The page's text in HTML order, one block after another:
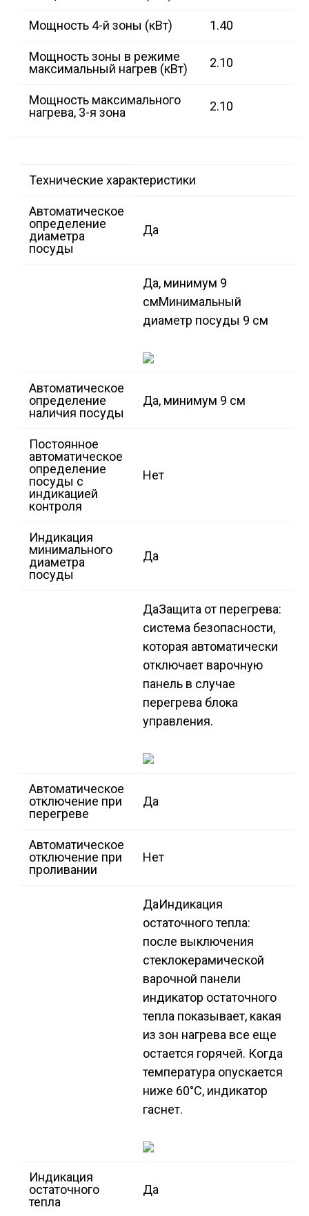
Мощность 4-й зоны (кВт) 1.40
Мощность зоны в режиме
максимальный нагрев (кВт)
2.10
Мощность максимального
нагрева, 3-я зона
2.10
Технические характеристики
Автоматическое
определение
диаметра
посуды
Да
Да, минимум 9
смМинимальный
диаметр посуды 9 см
Автоматическое
определение
наличия посуды
Да, минимум 9 см
Постоянное
автоматическое
определение
посуды с
индикацией
контроля
Нет
Индикация
минимального
диаметра
посуды
Да
ДаЗащита от перегрева:
система безопасности,
которая автоматически
отключает варочную
панель в случае
перегрева блока
управления.
Автоматическое
отключение при
перегреве
Да
Автоматическое
отключение при
проливании
Нет
ДаИндикация
остаточного тепла:
после выключения
стеклокерамической
варочной панели
индикатор остаточного
тепла показывает, какая
из зон нагрева все еще
остается горячей. Когда
температура опускается
ниже 60°C, индикатор
гаснет.
Индикация
остаточного
тепла
Да